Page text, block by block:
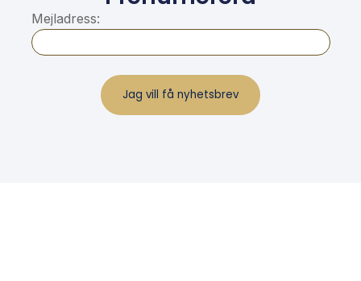
Mejladress: